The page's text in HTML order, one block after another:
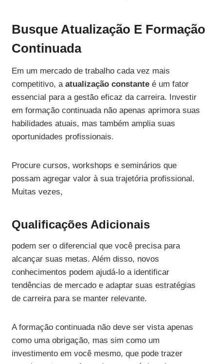
Busque Atualização E Formação
Continuada
Em um mercado de trabalho cada vez mais
competitivo, a atualização constante é um fator
essencial para a gestão eficaz da carreira. Investir
em formação continuada não apenas aprimora suas
habilidades atuais, mas também amplia suas
oportunidades profissionais.
Procure cursos, workshops e seminários que
possam agregar valor à sua trajetória profissional.
Muitas vezes,
Qualificações Adicionais
podem ser o diferencial que você precisa para
alcançar suas metas. Além disso, novos
conhecimentos podem ajudá-lo a identificar
tendências de mercado e adaptar suas estratégias
de carreira para se manter relevante.
A formação continuada não deve ser vista apenas
como uma obrigação, mas sim como um
investimento em você mesmo, que pode trazer